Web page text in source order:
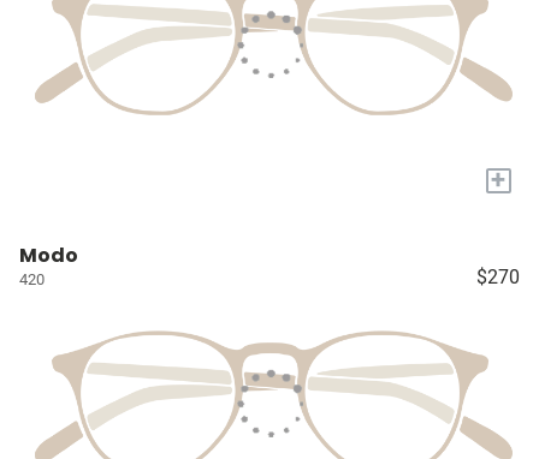
+
Modo
420 $270